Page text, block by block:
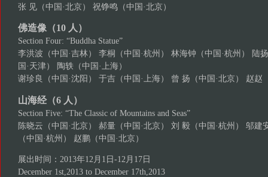
张 见（中国·北京） 祝铮鸣（中国·北京）
佛造像（10 人）
Section Four: “Buddha Statue”
李洪波（中国·吉林） 李桐（中国·杭州） 林海钟（中国·杭州） 陆
国·天津） 陶轶（中国·上海）
谢珍良（中国·沈阳） 于吉（中国·上海） 曾 扬（中国·北京） 赵赵
山海经（6 人）
Section Five: “The Classic of Mountains and Seas”
陈晓云（中国·北京） 郝量（中国·北京） 刘 毅（中国·杭州） 邬
（中国·杭州） 赵鹏（中国·北京）
展出时间：2013年12月1日-12月17日
December 1st,2013 to December 17th,2013